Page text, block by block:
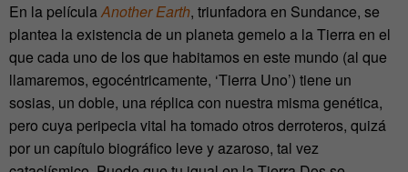
En la películaAnother Earth, triunfadora en Sundance, se
plantea la existencia de un planeta gemelo a la Tierra en el
que cada uno de los que habitamos en este mundo (al que
llamaremos, egocéntricamente, ‘Tierra Uno’) tiene un
sosias, un doble, una réplica con nuestra misma genética,
pero cuya peripecia vital ha tomado otros derroteros, quizá
por un capítulo biográfico leve y azaroso, tal vez